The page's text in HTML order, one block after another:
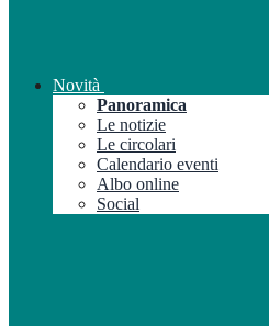
Novità
Panoramica
Le notizie
Le circolari
Calendario eventi
Albo online
Social